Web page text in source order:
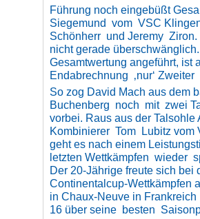
Führung noch eingebüßt
Siegemund vom VSC
Schönherr und Jeremy
nicht gerade
Gesamtwertung angeführt,
Endabrechnung ‚nur‘
So zog David Mach aus dem
Buchenberg noch mit zwei
vorbei. Raus aus der
Kombinierer Tom Lubitz vom
geht es nach einem
letzten Wettkämpfen wieder
Der 20-Jährige freute sich bei
Continentalcup-Wettkämpfen
in Chaux-Neuve in Frankreich
16 über seine besten